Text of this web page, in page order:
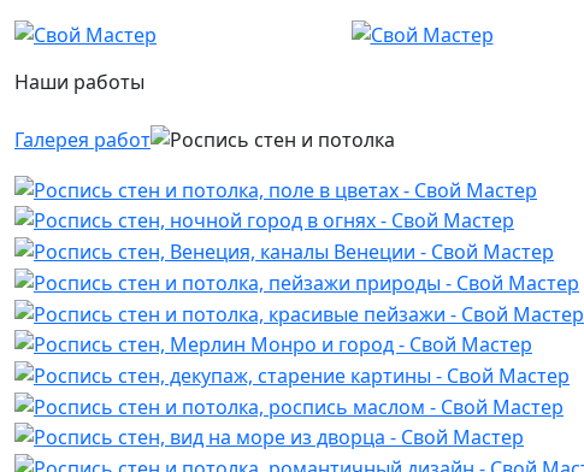
Наши работы
Галерея работ
Роспись стен и потолка